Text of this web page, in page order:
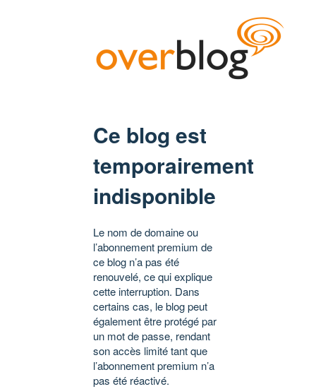
Ce blog est
temporairement
indisponible
Le nom de domaine ou
l’abonnement premium de
ce blog n’a pas été
renouvelé, ce qui explique
cette interruption. Dans
certains cas, le blog peut
également être protégé par
un mot de passe, rendant
son accès limité tant que
l’abonnement premium n’a
pas été réactivé.